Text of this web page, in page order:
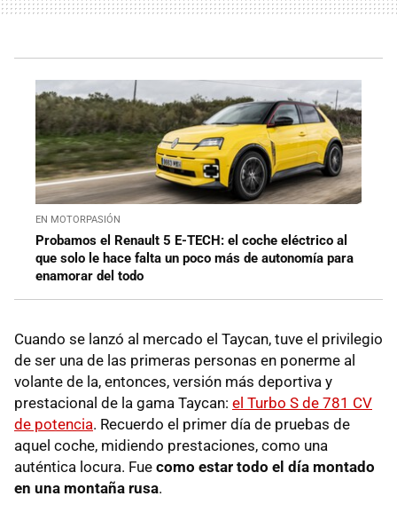
EN MOTORPASIÓN
Probamos el Renault 5 E-TECH: el coche eléctrico al
que solo le hace falta un poco más de autonomía para
enamorar del todo
Cuando se lanzó al mercado el Taycan, tuve el privilegio
de ser una de las primeras personas en ponerme al
volante de la, entonces, versión más deportiva y
prestacional de la gama Taycan: el Turbo S de 781 CV
de potencia. Recuerdo el primer día de pruebas de
aquel coche, midiendo prestaciones, como una
auténtica locura. Fue como estar todo el día montado
en una montaña rusa.